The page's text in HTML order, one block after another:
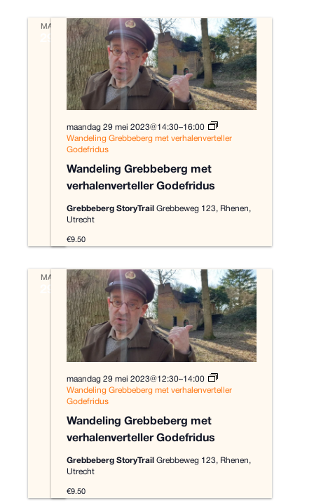
MA
Wandeling Grebbeberg met
verhalenverteller Godefridus
maandag 29 mei 2023@14:30–16:00
Wandeling Grebbeberg met verhalenverteller
Godefridus
Grebbeberg StoryTrail Grebbeweg 123, Rhenen,
Utrecht
€9.50
MA
Wandeling Grebbeberg met
verhalenverteller Godefridus
maandag 29 mei 2023@12:30–14:00
Wandeling Grebbeberg met verhalenverteller
Godefridus
Grebbeberg StoryTrail Grebbeweg 123, Rhenen,
Utrecht
€9.50